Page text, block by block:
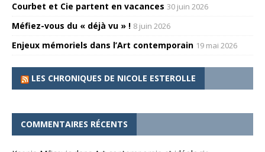
Courbet et Cie partent en vacances 30 juin 2026
Méfiez-vous du « déjà vu » ! 8 juin 2026
Enjeux mémoriels dans l’Art contemporain 19 mai 2026
LES CHRONIQUES DE NICOLE ESTEROLLE
COMMENTAIRES RÉCENTS